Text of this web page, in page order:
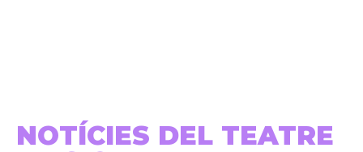
NOTÍCIES DEL TEATRE